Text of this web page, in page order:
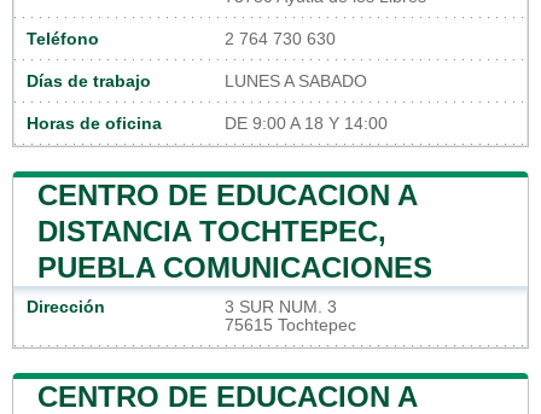
Teléfono 2 764 730 630
Días de trabajo LUNES A SABADO
Horas de oficina DE 9:00 A 18 Y 14:00
CENTRO DE EDUCACION A
DISTANCIA TOCHTEPEC,
PUEBLA COMUNICACIONES
Dirección
3 SUR NUM. 3
75615 Tochtepec
CENTRO DE EDUCACION A